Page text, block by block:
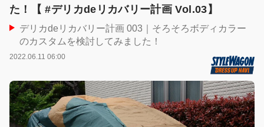
た！【 #デリカdeリカバリー計画 Vol.03】
デリカdeリカバリー計画 003｜そろそろボディカラー
のカスタムを検討してみました！
2022.06.11 06:00